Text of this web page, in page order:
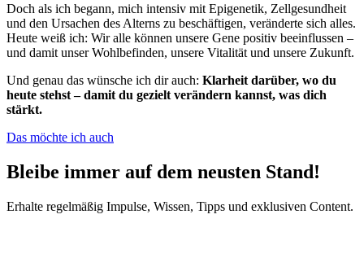
Doch als ich begann, mich intensiv mit Epigenetik, Zellgesundheit
und den Ursachen des Alterns zu beschäftigen, veränderte sich alles.
Heute weiß ich: Wir alle können unsere Gene positiv beeinflussen –
und damit unser Wohlbefinden, unsere Vitalität und unsere Zukunft.
Und genau das wünsche ich dir auch: Klarheit darüber, wo du
heute stehst – damit du gezielt verändern kannst, was dich
stärkt.
Das möchte ich auch
Bleibe immer auf dem neusten Stand!
Erhalte regelmäßig Impulse, Wissen, Tipps und exklusiven Content.